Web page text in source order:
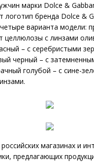
марки Dolce &
логотип бренда Dolce &
варианта модели:
целлюлозы с линзами
– с серебристыми
черный – с
голубой – с сине-
магазинах и
предлагающих